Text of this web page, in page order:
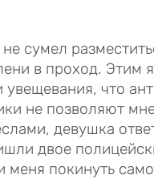
сумел
в проход. Этим
что
не позволяют
девушка
двое
меня покинуть